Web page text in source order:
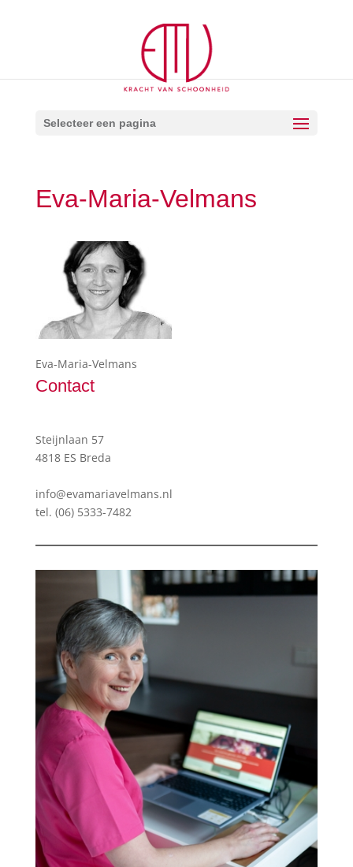
Selecteer een pagina
Eva-Maria-Velmans
Eva-Maria-Velmans
Contact
Steijnlaan 57
4818 ES Breda
info@evamariavelmans.nl
tel. (06) 5333-7482